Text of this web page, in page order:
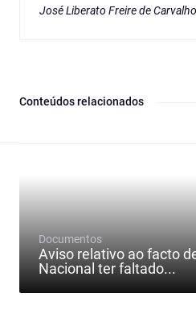
José Liberato Freire de
Conteúdos relacionados
Documentos
Aviso relativo ao facto
Nacional ter faltado...